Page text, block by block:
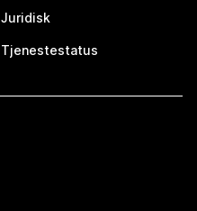
Juridisk
Tjenestestatus